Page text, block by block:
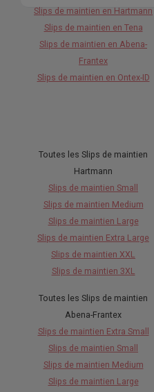
Slips de maintien en Hartmann
Slips de maintien en Tena
Slips de maintien en Abena-
Frantex
Slips de maintien en Ontex-ID
Toutes les Slips de maintien
Hartmann
Slips de maintien Small
Slips de maintien Medium
Slips de maintien Large
Slips de maintien Extra Large
Slips de maintien XXL
Slips de maintien 3XL
Toutes les Slips de maintien
Abena-Frantex
Slips de maintien Extra Small
Slips de maintien Small
Slips de maintien Medium
Slips de maintien Large